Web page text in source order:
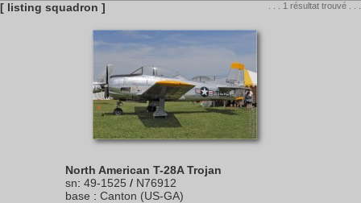
[ listing squadron ] . . . 1 résultat trouvé . . .
North American T-28A Trojan
sn: 49-1525 / N76912
base : Canton (US-GA)